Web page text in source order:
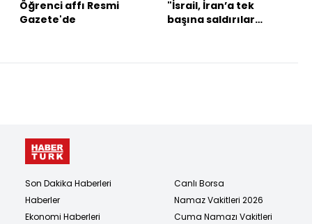
Öğrenci affı Resmi
Gazete'de
"İsrail, İran’a tek
başına saldırılar
Son Dakika Haberleri
Haberler
Ekonomi Haberleri
Canlı Borsa
Namaz Vakitleri 2026
Cuma Namazı Vakitleri